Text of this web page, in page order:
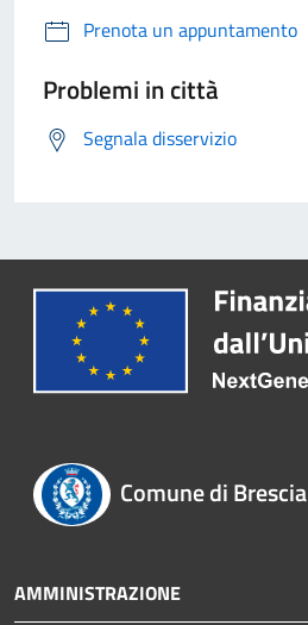
Prenota un appuntamento
Problemi in città
Segnala disservizio
Comune di Brescia
AMMINISTRAZIONE